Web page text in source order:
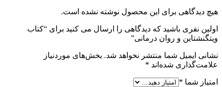
هیچ دیدگاهی برای این محصول نوشته نشده است.
اولین نفری باشید که دیدگاهی را ارسال می کنید برای “کتاب
ویتگنشتاین و روان درمانی”
نشانی ایمیل شما منتشر نخواهد شد. بخش‌های موردنیاز
علامت‌گذاری شده‌اند *
امتیاز شما *